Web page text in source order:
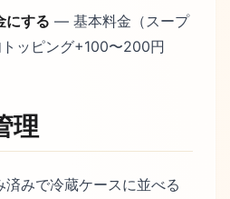
にする — 基本料金（スープ
ッピング+100〜200円
理
みで冷蔵ケースに並べる